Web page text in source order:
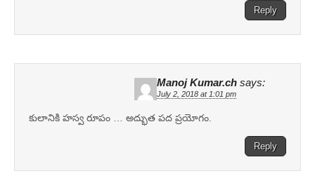
Reply
Manoj Kumar.ch says:
July 2, 2018 at 1:01 pm
కులానికి హస్వ రూపం … అద్భుత పద ప్రయోగం.
Reply